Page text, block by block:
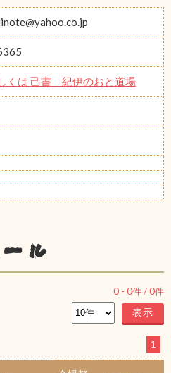
くは 己書 紀伊のおと道場
ル
0 - 0件 /0件
1